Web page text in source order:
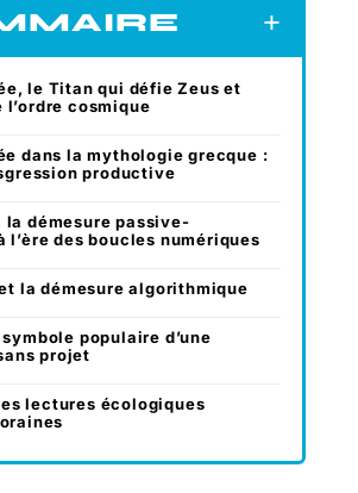
le Titan qui défie Zeus et
cosmique
dans la mythologie grecque :
productive
la démesure passive-
l’ère des boucles numériques
la démesure algorithmique
populaire d’une
projet
lectures écologiques